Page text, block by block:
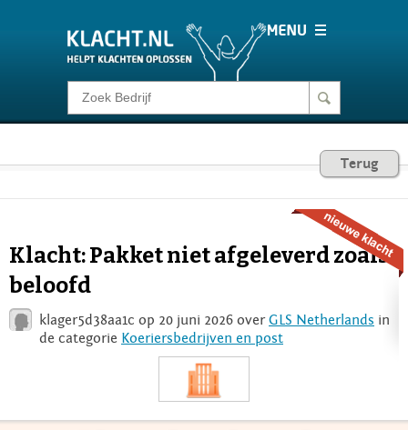
Klacht melden
Consumentenrecht
Voor Bedrijven
Login
Terug
Klacht: Pakket niet afgeleverd zoals
beloofd
klager5d38aa1c op 20 juni 2026 overGLS Netherlands in
de categorie Koeriersbedrijven en post